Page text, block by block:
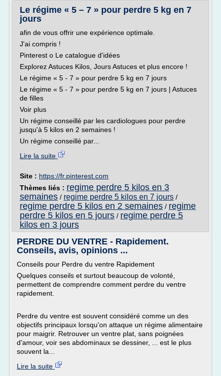
Le régime « 5 – 7 » pour perdre 5 kg en 7
jours
afin de vous offrir une expérience optimale.
J'ai compris !
Pinterest o Le catalogue d'idées
Explorez Astuces Kilos, Jours Astuces et plus encore !
Le régime « 5 - 7 » pour perdre 5 kg en 7 jours
Le régime « 5 - 7 » pour perdre 5 kg en 7 jours | Astuces
de filles
Voir plus
Un régime conseillé par les cardiologues pour perdre
jusqu'à 5 kilos en 2 semaines !
Un régime conseillé par...
Lire la suite
Site : https://fr.pinterest.com
Thèmes liés : regime perdre 5 kilos en 3
semaines / regime perdre 5 kilos en 7 jours /
regime perdre 5 kilos en 2 semaines / regime
perdre 5 kilos en 5 jours / regime perdre 5
kilos en 3 jours
PERDRE DU VENTRE - Rapidement.
Conseils, avis, opinions ...
Conseils pour Perdre du ventre Rapidement
Quelques conseils et surtout beaucoup de volonté,
permettent de comprendre comment perdre du ventre
rapidement.
Perdre du ventre est souvent considéré comme un des
objectifs principaux lorsqu'on attaque un régime alimentaire
pour maigrir. Retrouver un ventre plat, sans poignées
d'amour, voir ses abdominaux se dessiner, ... est le plus
souvent la...
Lire la suite